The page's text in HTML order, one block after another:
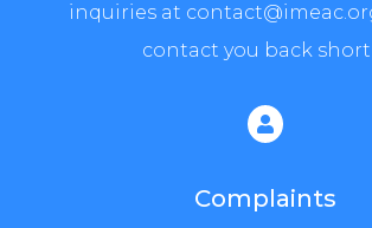
inquiries at
contact you back

Complaints